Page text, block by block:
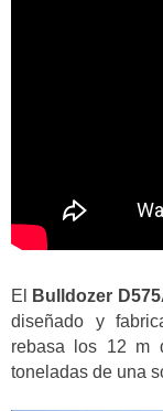
El Bulldozer
diseñado y
rebasa los 12 m
toneladas de una